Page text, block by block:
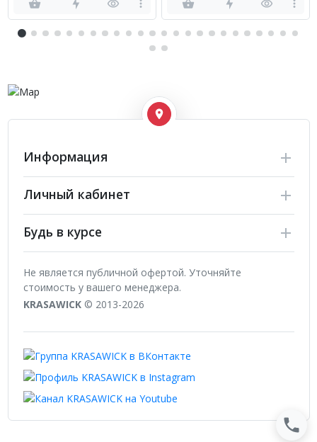
Информация
Личный кабинет
Будь в курсе
Не является публичной офертой. Уточняйте
стоимость у вашего менеджера.
KRASAWICK © 2013-2026